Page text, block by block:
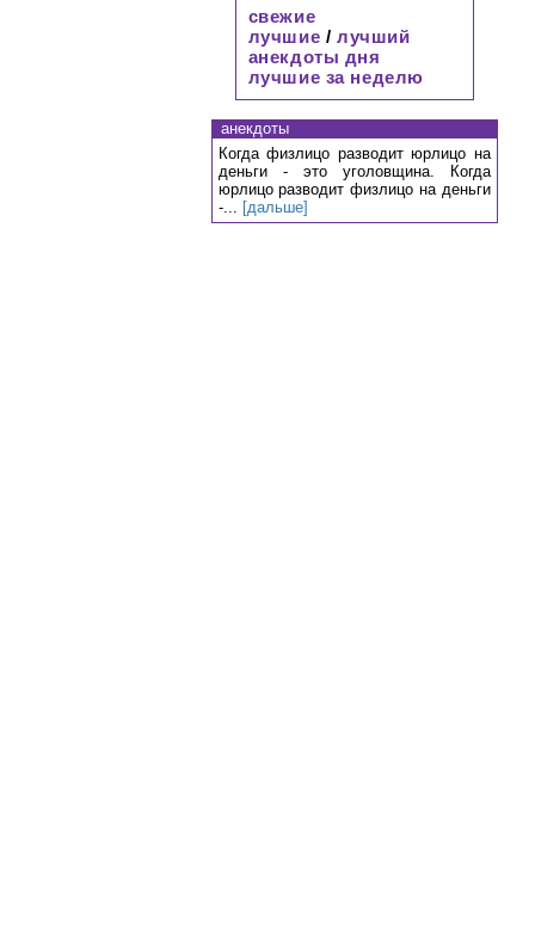
свежие
лучшие / лучший
анекдоты дня
лучшие за неделю
анекдоты
Когда физлицо разводит юрлицо на
деньги - это уголовщина. Когда
юрлицо разводит физлицо на деньги
-... [дальше]